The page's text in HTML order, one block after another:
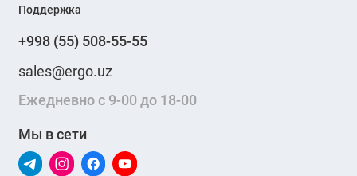
Поддержка
+998 (55) 508-55-55
sales@ergo.uz
Ежедневно с 9-00 до 18-00
Мы в сети